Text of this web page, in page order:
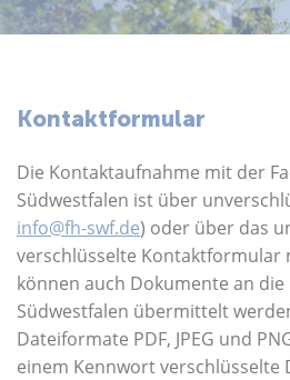
Studierende
Karriere
Über uns
Kontaktformular
Die Kontaktaufnahme mit der
Südwestfalen ist über
info@fh-swf.de) oder über das
verschlüsselte Kontaktformular
können auch Dokumente an die
Südwestfalen übermittelt
Dateiformate PDF, JPEG und
einem Kennwort verschlüsselte